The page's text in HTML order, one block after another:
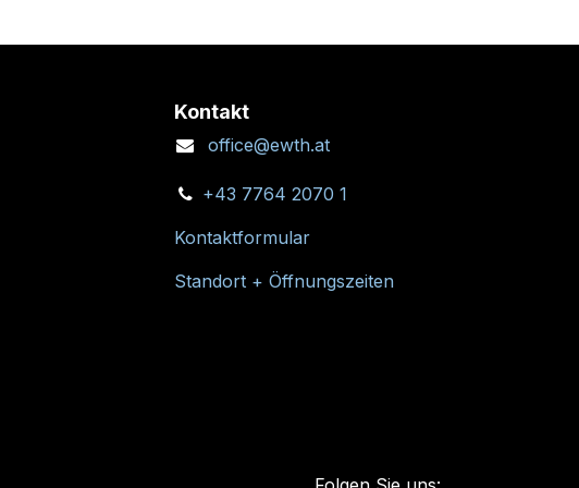
Kontakt
office@ewth.at
+43 7764 2070 1
Kontaktformular
Standort + Öffnungszeiten